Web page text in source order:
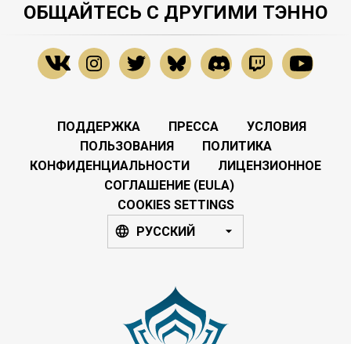
ОБЩАЙТЕСЬ С ДРУГИМИ ТЭННО
ПОДДЕРЖКА ПРЕССА
УСЛОВИЯ
ПОЛЬЗОВАНИЯ
ПОЛИТИКА
КОНФИДЕНЦИАЛЬНОСТИ
ЛИЦЕНЗИОННОЕ
СОГЛАШЕНИЕ (EULA)
COOKIES SETTINGS
РУССКИЙ